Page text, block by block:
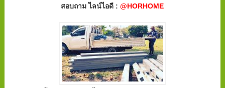
สอบถาม ไลน์ไอดี :@HORHOME